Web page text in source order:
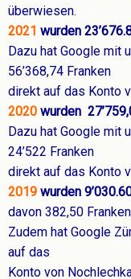
überwiesen.
2021 wurden
Dazu hat Google mit
56’368,74 Franken
direkt auf das Konto
2020 wurden
Dazu hat Google mit
24’522 Franken
direkt auf das Konto
2019 wurden
davon 382,50
Zudem hat Google
auf das
Konto von